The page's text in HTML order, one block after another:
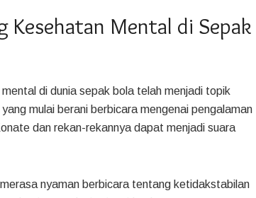
Kesehatan Mental di Sepak
di dunia sepak bola telah menjadi topik
mulai berani berbicara mengenai pengalaman
dan rekan-rekannya dapat menjadi suara
nyaman berbicara tentang ketidakstabilan